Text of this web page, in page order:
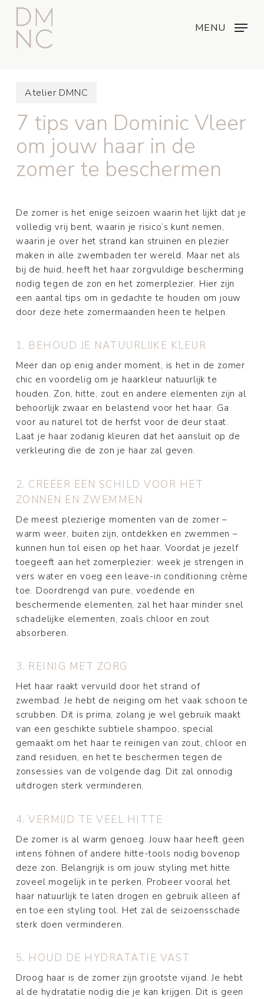
Skip
main
content
MENU
Atelier DMNC
7 tips van Dominic Vleer
om jouw haar in de
zomer te beschermen
De zomer is het enige seizoen waarin het lijkt dat je
volledig vrij bent, waarin je risico’s kunt nemen,
waarin je over het strand kan struinen en plezier
maken in alle zwembaden ter wereld. Maar net als
bij de huid, heeft het haar zorgvuldige bescherming
nodig tegen de zon en het zomerplezier. Hier zijn
een aantal tips om in gedachte te houden om jouw
door deze hete zomermaanden heen te helpen.
1. BEHOUD JE NATUURLIJKE KLEUR
Meer dan op enig ander moment, is het in de zomer
chic en voordelig om je haarkleur natuurlijk te
houden. Zon, hitte, zout en andere elementen zijn al
behoorlijk zwaar en belastend voor het haar. Ga
voor au naturel tot de herfst voor de deur staat.
Laat je haar zodanig kleuren dat het aansluit op de
verkleuring die de zon je haar zal geven.
2. CREËER EEN SCHILD VOOR HET
ZONNEN EN ZWEMMEN
De meest plezierige momenten van de zomer –
warm weer, buiten zijn, ontdekken en zwemmen –
kunnen hun tol eisen op het haar. Voordat je jezelf
toegeeft aan het zomerplezier: week je strengen in
vers water en voeg een leave-in conditioning crème
toe. Doordrengd van pure, voedende en
beschermende elementen, zal het haar minder snel
schadelijke elementen, zoals chloor en zout
absorberen.
3. REINIG MET ZORG
Het haar raakt vervuild door het strand of
zwembad. Je hebt de neiging om het vaak schoon te
scrubben. Dit is prima, zolang je wel gebruik maakt
van een geschikte subtiele shampoo, special
gemaakt om het haar te reinigen van zout, chloor en
zand residuen, en het te beschermen tegen de
zonsessies van de volgende dag. Dit zal onnodig
uitdrogen sterk verminderen.
4. VERMIJD TE VEEL HITTE
De zomer is al warm genoeg. Jouw haar heeft geen
intens föhnen of andere hitte-tools nodig bovenop
deze zon. Belangrijk is om jouw styling met hitte
zoveel mogelijk in te perken. Probeer vooral het
haar natuurlijk te laten drogen en gebruik alleen af
en toe een styling tool. Het zal de seizoensschade
sterk doen verminderen.
5. HOUD DE HYDRATATIE VAST
Droog haar is de zomer zijn grootste vijand. Je hebt
al de hydratatie nodig die je kan krijgen. Dit is geen